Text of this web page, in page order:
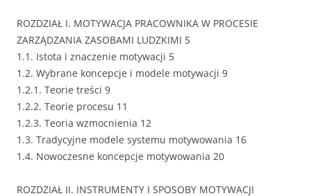
ROZDZIAŁ I. MOTYWACJA PRACOWNIKA W PROCESIE
ZARZĄDZANIA ZASOBAMI LUDZKIMI 5
1.1. Istota i znaczenie motywacji 5
1.2. Wybrane koncepcje i modele motywacji 9
1.2.1. Teorie treści 9
1.2.2. Teorie procesu 11
1.2.3. Teoria wzmocnienia 12
1.3. Tradycyjne modele systemu motywowania 16
1.4. Nowoczesne koncepcje motywowania 20
ROZDZIAŁ II. INSTRUMENTY I SPOSOBY MOTYWACJI